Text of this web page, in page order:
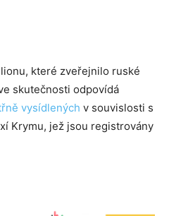
které zveřejnilo ruské
skutečnosti odpovídá
vysídlených v souvislosti s
Krymu, jež jsou registrovány